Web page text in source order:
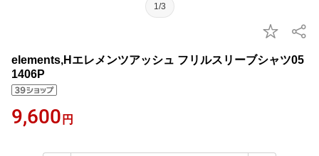
1/3
elements,Hエレメンツアッシュ フリルスリーブシャツ05
1406P
9,600 円